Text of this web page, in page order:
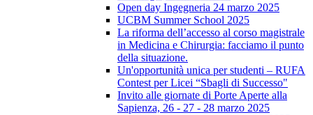
Open day Ingegneria 24 marzo 2025
UCBM Summer School 2025
La riforma dell’accesso al corso magistrale
in Medicina e Chirurgia: facciamo il punto
della situazione.
Un'opportunità unica per studenti – RUFA
Contest per Licei “Sbagli di Successo"
Invito alle giornate di Porte Aperte alla
Sapienza, 26 - 27 - 28 marzo 2025